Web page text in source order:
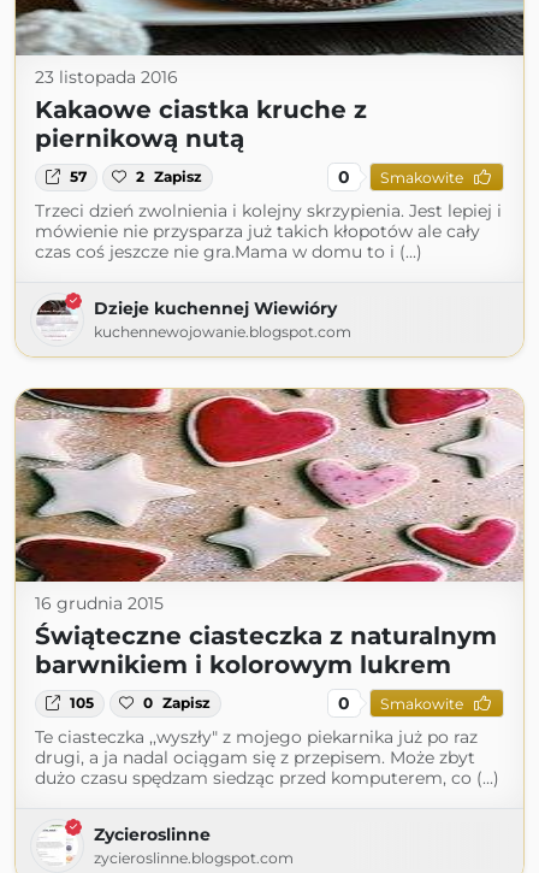
23 listopada 2016
Kakaowe ciastka kruche z
piernikową nutą
57 2 Zapisz 0 Smakowite
Trzeci dzień zwolnienia i kolejny skrzypienia. Jest lepiej i
mówienie nie przysparza już takich kłopotów ale cały
czas coś jeszcze nie gra.Mama w domu to i (...)
Dzieje kuchennej Wiewióry
kuchennewojowanie.blogspot.com
16 grudnia 2015
Świąteczne ciasteczka z naturalnym
barwnikiem i kolorowym lukrem
105 0 Zapisz 0 Smakowite
Te ciasteczka ,,wyszły" z mojego piekarnika już po raz
drugi, a ja nadal ociągam się z przepisem. Może zbyt
dużo czasu spędzam siedząc przed komputerem, co (...)
Zycieroslinne
zycieroslinne.blogspot.com